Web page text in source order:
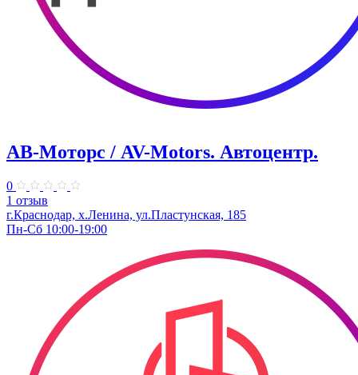
АВ-Моторс / AV-Motors. Автоцентр.
0
1 отзыв
г.Краснодар, х.Ленина, ул.Пластунская, 185
Пн-Сб 10:00-19:00